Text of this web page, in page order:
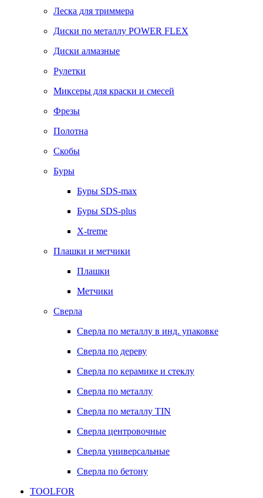
Леска для триммера
Диски по металлу POWER FLEX
Диски алмазные
Рулетки
Миксеры для краски и смесей
Фрезы
Полотна
Скобы
Буры
Буры SDS-max
Буры SDS-plus
X-treme
Плашки и метчики
Плашки
Метчики
Сверла
Сверла по металлу в инд. упаковке
Сверла по дереву
Сверла по керамике и стеклу
Сверла по металлу
Сверла по металлу TIN
Сверла центровочные
Сверла универсальные
Сверла по бетону
TOOLFOR